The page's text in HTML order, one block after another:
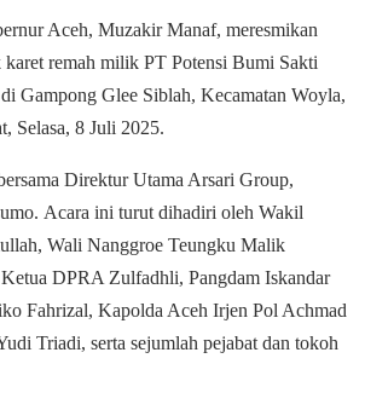
Aceh, Muzakir Manaf, meresmikan
karet remah milik PT Potensi Bumi Sakti
Gampong Glee Siblah, Kecamatan Woyla,
Selasa, 8 Juli 2025.
Direktur Utama Arsari Group,
Acara ini turut dihadiri oleh Wakil
Wali Nanggroe Teungku Malik
DPRA Zulfadhli, Pangdam Iskandar
Fahrizal, Kapolda Aceh Irjen Pol Achmad
Triadi, serta sejumlah pejabat dan tokoh